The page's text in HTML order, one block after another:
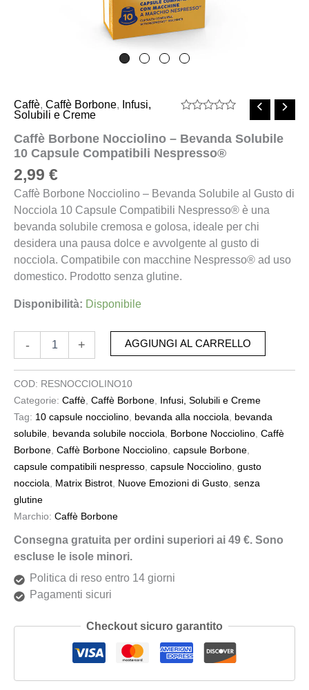
su
5
Caffè, Caffè Borbone, Infusi,
Solubili e Creme
Caffè Borbone Nocciolino – Bevanda Solubile
10 Capsule Compatibili Nespresso®
2,99 €
Caffè Borbone Nocciolino – Bevanda Solubile al Gusto di
Nocciola 10 Capsule Compatibili Nespresso® è una
bevanda solubile cremosa e golosa, ideale per chi
desidera una pausa dolce e avvolgente al gusto di
nocciola. Compatibile con macchine Nespresso® ad uso
domestico. Prodotto senza glutine.
Disponibilità: Disponibile
- + AGGIUNGI AL CARRELLO
COD: RESNOCCIOLINO10
Categorie: Caffè Caffè Borbone Infusi, Solubili e Creme
Tag: 10 capsule nocciolino bevanda alla nocciola
bevanda
solubile bevanda solubile nocciola Borbone Nocciolino Caffè
Borbone Caffè Borbone Nocciolino capsule Borbone
capsule compatibili nespresso capsule Nocciolino gusto
nocciola
Matrix Bistrot Nuove Emozioni di Gusto senza
glutine
Marchio: Caffè Borbone
Consegna gratuita per ordini superiori ai 49 €. Sono
escluse le isole minori.
Politica di reso entro 14 giorni
Pagamenti sicuri
Checkout sicuro garantito